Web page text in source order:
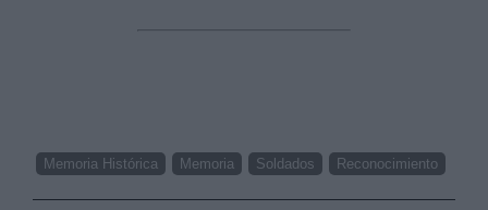
Memoria Histórica Memoria Soldados Reconocimiento